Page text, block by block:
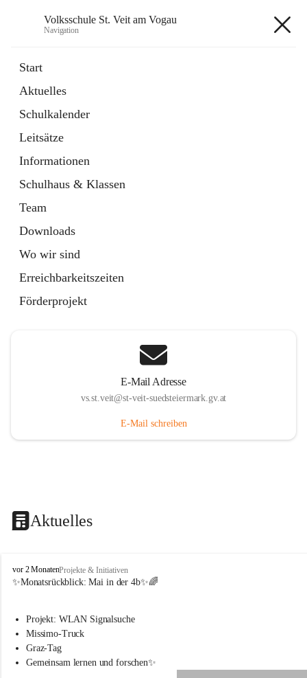
Volksschule St. Veit am Vogau
Navigation
Start
Aktuelles
Schulkalender
Leitsätze
Informationen
Schulhaus & Klassen
Team
Downloads
Wo wir sind
Erreichbarkeitszeiten
Förderprojekt
E-Mail Adresse
vs.st.veit@st-veit-suedsteiermark.gv.at
E-Mail schreiben
Aktuelles
V
o
s
s
c
vor 2 MonatenProjekte & Initiativen
✨Monatsrückblick: Mai in der 4b✨🌈
Projekt: WLAN Signalsuche
Missimo-Truck
Graz-Tag
Gemeinsam lernen und forschen✨